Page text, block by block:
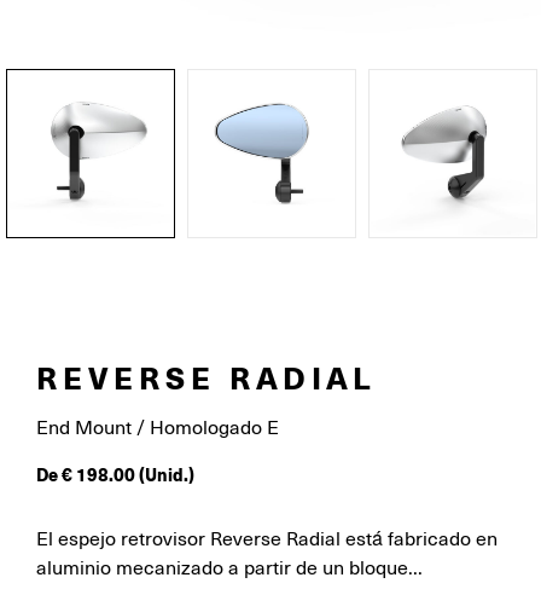
REVERSE RADIAL
End Mount / Homologado E
De€ 198.00(Unid.)
El espejo retrovisor Reverse Radial está fabricado en
aluminio mecanizado a partir de un bloque...